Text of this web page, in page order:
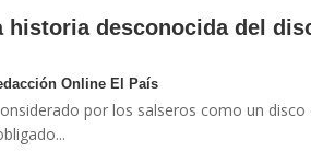
historia desconocida del
Online El País
por los salseros como un